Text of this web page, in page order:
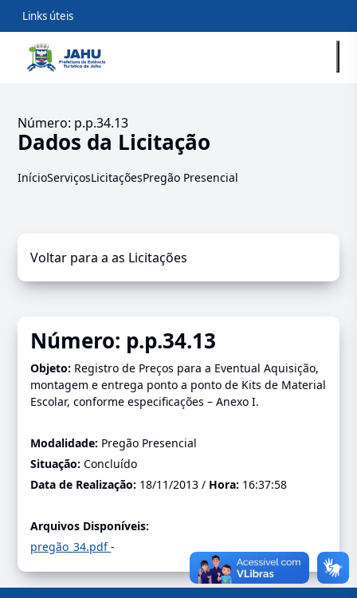
Links úteis
Número: p.p.34.13
Dados da Licitação
InícioServiçosLicitaçõesPregão Presencial
Voltar para a as Licitações
Número: p.p.34.13
Objeto: Registro de Preços para a Eventual Aquisição,
montagem e entrega ponto a ponto de Kits de Material
Escolar, conforme especificações – Anexo I.
Modalidade: Pregão Presencial
Situação:Concluído
Data de Realização: 18/11/2013 / Hora: 16:37:58
Arquivos Disponíveis:
pregão_34.pdf-